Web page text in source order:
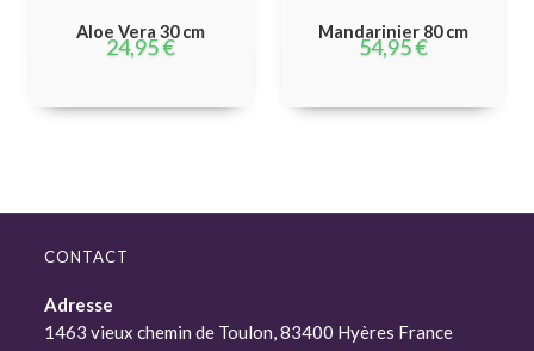
Aloe Vera 30 cm
24,95€
Mandarinier 80 cm
54,95€
CONTACT
Adresse
1463 vieux chemin de Toulon, 83400 Hyères France